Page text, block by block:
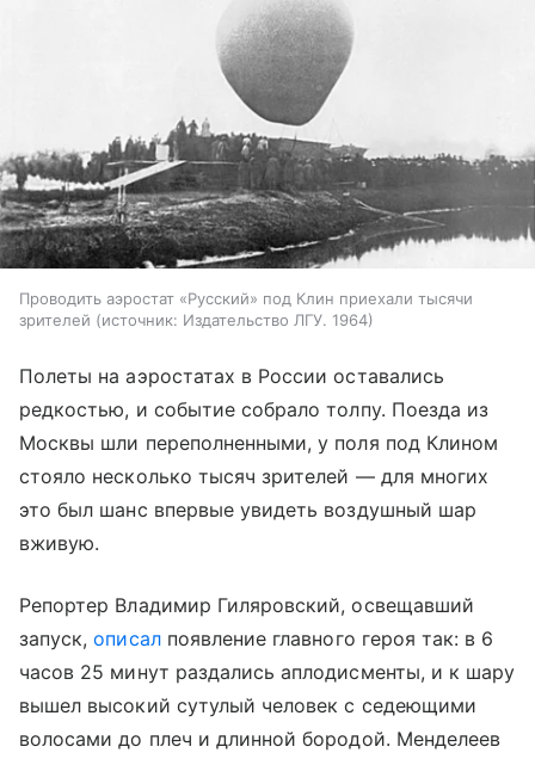
Проводить аэростат «Русский» под Клин приехали тысячи
зрителей
источник: Издательство ЛГУ. 1964
Полеты на аэростатах в России оставались
редкостью, и событие собрало толпу. Поезда из
Москвы шли переполненными, у поля под Клином
стояло несколько тысяч зрителей — для многих
это был шанс впервые увидеть воздушный шар
вживую.
Репортер Владимир Гиляровский, освещавший
запуск,описалпоявление главного героя так: в 6
часов 25 минут раздались аплодисменты, и к шару
вышел высокий сутулый человек с седеющими
волосами до плеч и длинной бородой. Менделеев